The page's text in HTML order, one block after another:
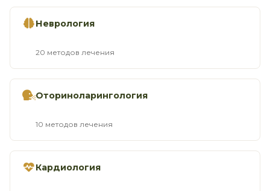
Неврология
20 методов лечения
Оториноларингология
10 методов лечения
Кардиология